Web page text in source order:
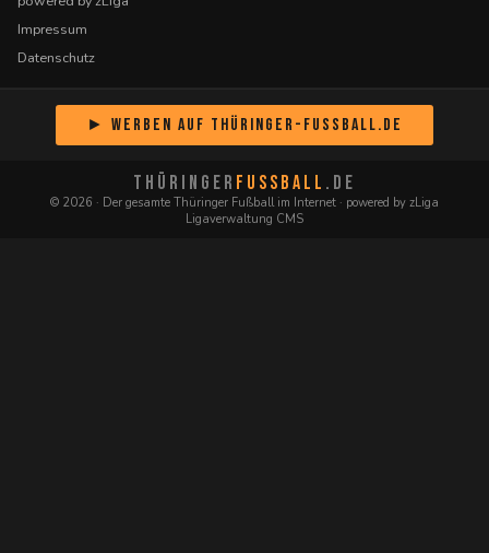
Impressum
Datenschutz
► Werben auf Thüringer-Fussball.de
THÜRINGER FUSSBALL .DE
© 2026 · Der gesamte Thüringer Fußball im Internet · powered by zLiga
Ligaverwaltung CMS